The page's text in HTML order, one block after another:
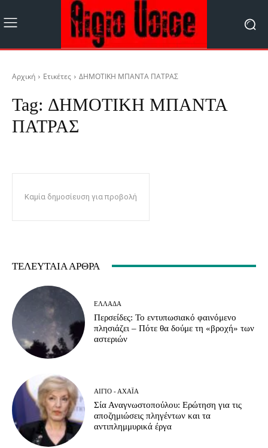
Αρχική Ετικέτες ΔΗΜΟΤΙΚΗ ΜΠΑΝΤΑ ΠΑΤΡΑΣ
Tag: ΔΗΜΟΤΙΚΗ ΜΠΑΝΤΑ
ΠΑΤΡΑΣ
Καμία δημοσίευση για προβολή
ΤΕΛΕΥΤΑΊΑ ΆΡΘΡΑ
ΕΛΛΆΔΑ
Περσείδες: Το εντυπωσιακό φαινόμενο
πλησιάζει – Πότε θα δούμε τη «βροχή» των
αστεριών
ΑΊΓΙΟ - ΑΧΑΪ́Α
Σία Αναγνωστοπούλου: Ερώτηση για τις
αποζημιώσεις πληγέντων και τα
αντιπλημμυρικά έργα